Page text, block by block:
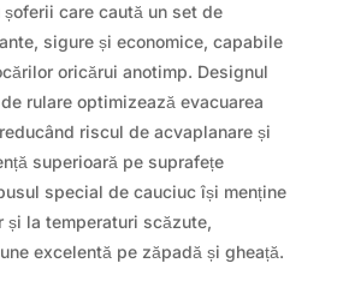
care caută un set de
sigure și economice, capabile
oricărui anotimp. Designul
rulare optimizează evacuarea
riscul de acvaplanare și
superioară pe suprafețe
special de cauciuc își menține
la temperaturi scăzute,
excelentă pe zăpadă și gheață.